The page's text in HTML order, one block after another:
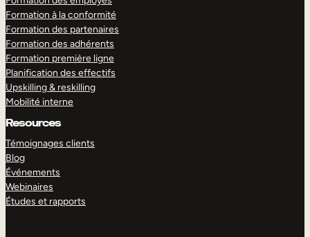
Formation à la conformité
Formation des partenaires
Formation des adhérents
Formation première ligne
Planification des effectifs
Upskilling & reskilling
Mobilité interne
Resources
Témoignages clients
Blog
Événements
Webinaires
Études et rapports